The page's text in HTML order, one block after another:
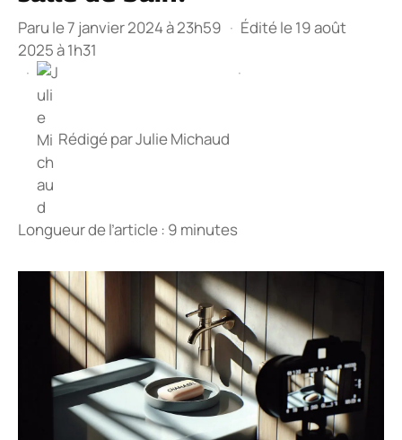
Paru le 7 janvier 2024 à 23h59 · Édité le 19 août
2025 à 1h31
·
Rédigé parJulie Michaud
·
Longueur de l’article : 9 minutes